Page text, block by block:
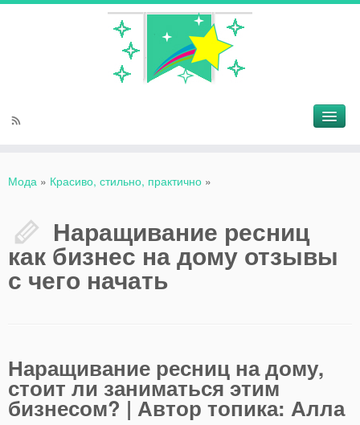
Мода » Красиво, стильно, практично »
Наращивание ресниц
как бизнес на дому отзывы
с чего начать
Наращивание ресниц на дому,
стоит ли заниматься этим
бизнесом? | Автор топика: Алла